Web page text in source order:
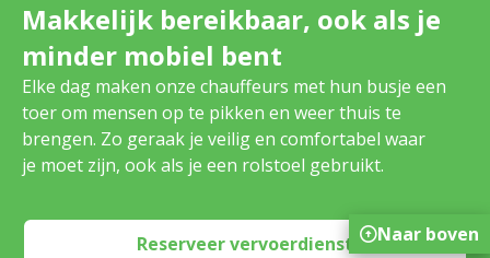
Makkelijk bereikbaar, ook als je
minder mobiel bent
Elke dag maken onze chauffeurs met hun busje een
toer om mensen op te pikken en weer thuis te
brengen. Zo geraak je veilig en comfortabel waar
je moet zijn, ook als je een rolstoel gebruikt.
Reserveer vervoerdienst Naar boven